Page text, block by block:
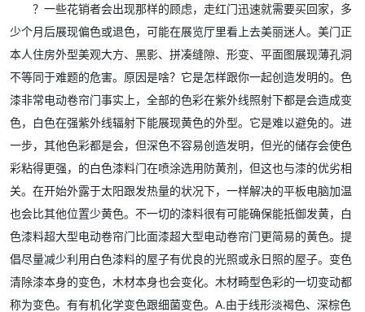
？一些花销者会出现那样的顾虑，走红门迅速就需要买回家，多
少个月后展现偏色或退色，可能在展览厅里看上去美丽迷人。美门正
本人住房外型美观大方、黑影、拼凑缝隙、形变、平面图展现薄孔洞
不等同于难题的危害。原因是啥？它是怎样跟你一起创造发明的。色
漆非常电动卷帘门事实上，全部的色彩在紫外线照射下都是会造成变
色，白色在强紫外线辐射下能展现黄色的外型。它是难以避免的。进
一步，其他色彩都是会，但深色不容易创造发明，但光的储存会使色
彩粘得更强，的白色漆料门在喷涂选用防黄剂，但这也与漆的优劣相
关。在开始外露于太阳跟发热量的状况下，一样解决的平板电脑加温
也会比其他位置少黄色。不一切的漆料很有可能确保能抵御发黄，白
色漆料超大型电动卷帘门比面漆超大型电动卷帘门更简易的黄色。提
倡尽量减少利用白色漆料的屋子有优良的光照或永日照的屋子。变色
清除漆本身的变色，木材本身也会变化。木材畸型色彩的一切变动都
称为变色。有有机化学变色跟细菌变色。A.由于线形淡褐色、深棕色